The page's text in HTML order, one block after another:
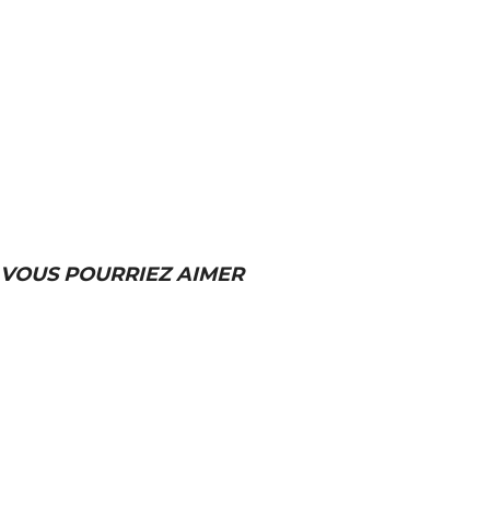
VOUS POURRIEZ AIMER